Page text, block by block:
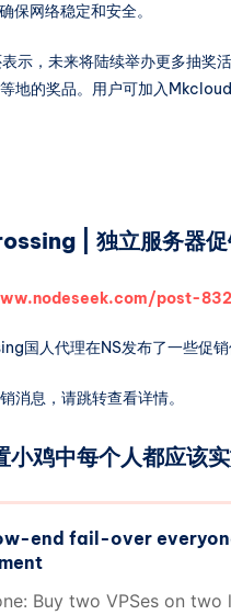
保网络稳定和安全。
示，未来将陆续举办更多抽奖活
地的奖品。用户可加入Mkcloud
| 独立服务器促
post-
国人代理在NS发布了一些促销
消息，请跳转查看详情。
小鸡中每个人都应该
end fail-over
Buy two VPSes on two